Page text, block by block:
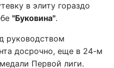
в элиту гораздо
"Буковина".
руководством
досрочно, еще в 24-м
Первой лиги.